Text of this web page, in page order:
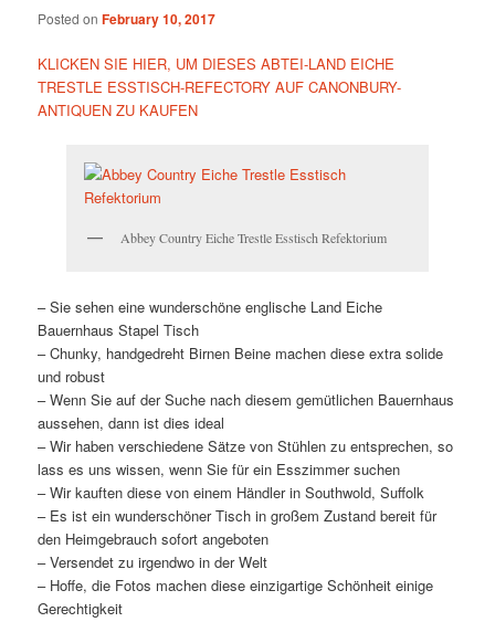
Posted onFebruary 10, 2017
KLICKEN SIE HIER, UM DIESES ABTEI-LAND EICHE
TRESTLE ESSTISCH-REFECTORY AUF CANONBURY-
ANTIQUEN ZU KAUFEN
Abbey Country Eiche Trestle Esstisch Refektorium
– Sie sehen eine wunderschöne englische Land Eiche
Bauernhaus Stapel Tisch
– Chunky, handgedreht Birnen Beine machen diese extra solide
und robust
– Wenn Sie auf der Suche nach diesem gemütlichen Bauernhaus
aussehen, dann ist dies ideal
– Wir haben verschiedene Sätze von Stühlen zu entsprechen, so
lass es uns wissen, wenn Sie für ein Esszimmer suchen
– Wir kauften diese von einem Händler in Southwold, Suffolk
– Es ist ein wunderschöner Tisch in großem Zustand bereit für
den Heimgebrauch sofort angeboten
– Versendet zu irgendwo in der Welt
– Hoffe, die Fotos machen diese einzigartige Schönheit einige
Gerechtigkeit